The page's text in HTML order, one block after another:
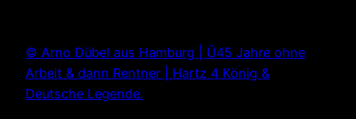
springen
© Arno Dübel aus Hamburg | Ü45 Jahre ohne
Arbeit & dann Rentner | Hartz 4 König &
Deutsche Legende.